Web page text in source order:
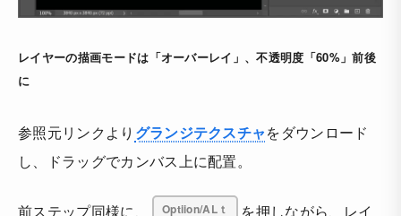
レイヤーの描画モードは「オーバーレイ」、不透明度「60%」前後
に
参照元リンクより グランジテクスチャをダウンロード
し、ドラッグでカンバス上に配置。
前ステップ同様に、 Optiion/ALｔ
を押しながら、レイ